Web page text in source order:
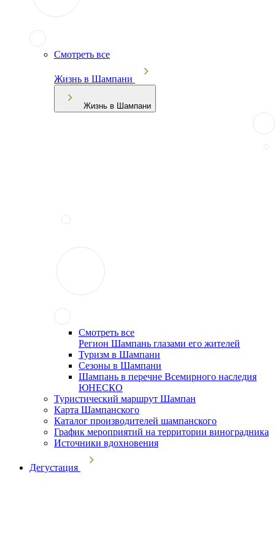
Смотреть все
Жизнь в Шампани
Жизнь в Шампани
Смотреть все
Регион Шампань глазами его жителей
Туризм в Шампани
Сезоны в Шампани
Шампань в перечне Всемирного наследия
ЮНЕСКО
Туристический маршрут Шампан
Карта Шампанского
Каталог производителей шампанского
График мероприятий на территории виноградника
Источники вдохновения
Дегустация